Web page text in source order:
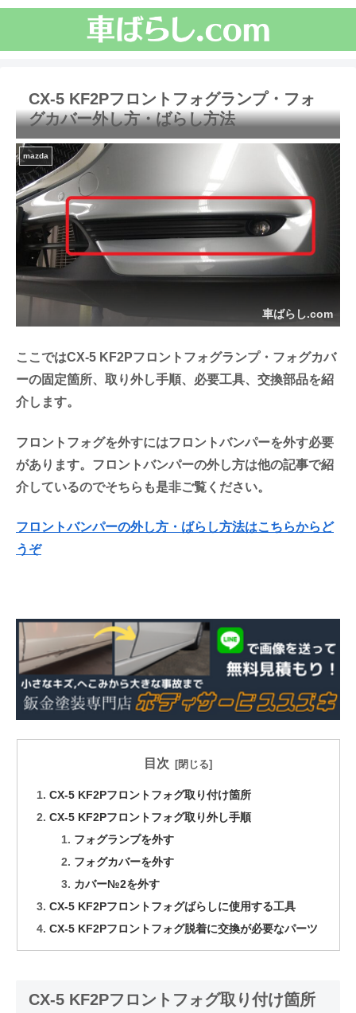
CX-5 KF2Pフロントフォグランプ・フォ
グカバー外し方・ばらし方法
mazda
車ばらし.com
ここではCX-5 KF2Pフロントフォグランプ・フォグカバ
ーの固定箇所、取り外し手順、必要工具、交換部品を紹
介します。
フロントフォグを外すにはフロントバンパーを外す必要
があります。フロントバンパーの外し方は他の記事で紹
介しているのでそちらも是非ご覧ください。
フロントバンパーの外し方・ばらし方法はこちらからど
うぞ
目次
CX-5 KF2Pフロントフォグ取り付け箇所
CX-5 KF2Pフロントフォグ取り外し手順
フォグランプを外す
フォグカバーを外す
カバー№2を外す
CX-5 KF2Pフロントフォグばらしに使用する工具
CX-5 KF2Pフロントフォグ脱着に交換が必要なパーツ
CX-5 KF2Pフロントフォグ取り付け箇所